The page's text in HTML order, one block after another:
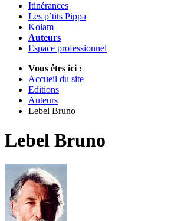
Itinérances
Les p’tits Pippa
Kolam
Auteurs
Espace professionnel
Vous êtes ici :
Accueil du site
Editions
Auteurs
Lebel Bruno
Lebel Bruno